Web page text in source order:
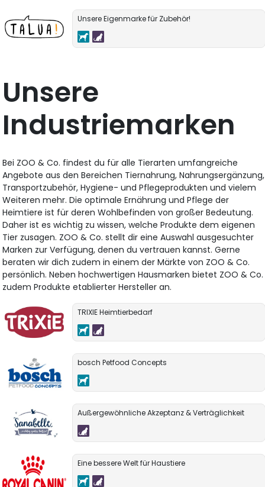
Unsere Eigenmarke für Zubehör!
Unsere
Industriemarken
Bei ZOO & Co. findest du für alle Tierarten umfangreiche
Angebote aus den Bereichen Tiernahrung, Nahrungsergänzung,
Transportzubehör, Hygiene- und Pflegeprodukten und vielem
Weiteren mehr. Die optimale Ernährung und Pflege der
Heimtiere ist für deren Wohlbefinden von großer Bedeutung.
Daher ist es wichtig zu wissen, welche Produkte dem eigenen
Tier zusagen. ZOO & Co. stellt dir eine Auswahl ausgesuchter
Marken zur Verfügung, denen du vertrauen kannst. Gerne
beraten wir dich zudem in einem der Märkte von ZOO & Co.
persönlich. Neben hochwertigen Hausmarken bietet ZOO & Co.
zudem Produkte etablierter Hersteller an.
TRIXIE Heimtierbedarf
bosch Petfood Concepts
Außergewöhnliche Akzeptanz & Verträglichkeit
Eine bessere Welt für Haustiere